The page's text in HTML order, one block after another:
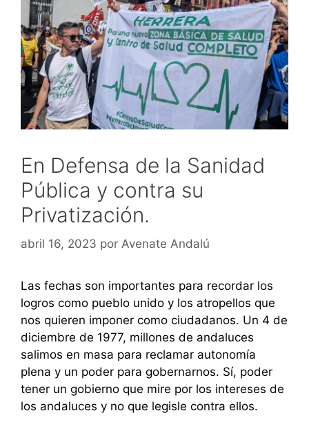
En Defensa de la Sanidad
Pública y contra su
Privatización.
abril 16, 2023 por Avenate Andalú
Las fechas son importantes para recordar los
logros como pueblo unido y los atropellos que
nos quieren imponer como ciudadanos. Un 4 de
diciembre de 1977, millones de andaluces
salimos en masa para reclamar autonomía
plena y un poder para gobernarnos. Sí, poder
tener un gobierno que mire por los intereses de
los andaluces y no que legisle contra ellos.